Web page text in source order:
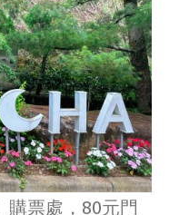
購票處，80元門